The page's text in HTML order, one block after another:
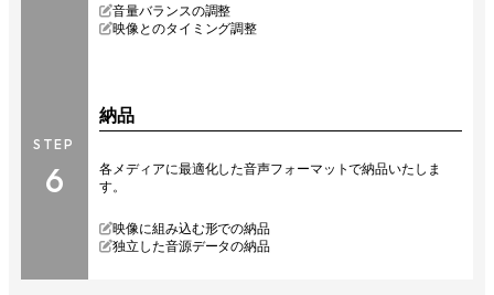
音量バランスの調整
映像とのタイミング調整
STEP
6
納品
各メディアに最適化した音声フォーマットで納品いたしま
す。
映像に組み込む形での納品
独立した音源データの納品